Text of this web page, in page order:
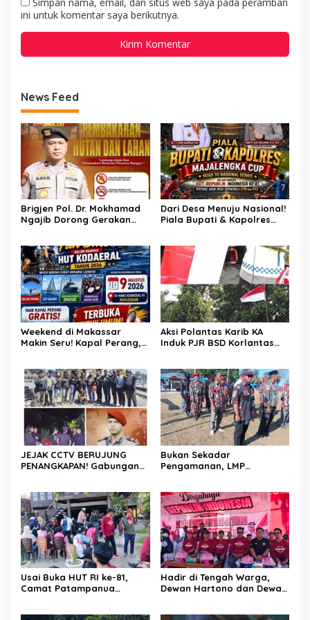
ini untuk komentar saya berikutnya.
News Feed
Brigjen Pol. Dr. Mokhamad
Ngajib Dorong Gerakan
Dari Desa Menuju Nasional!
Piala Bupati & Kapolres
Weekend di Makassar
Makin Seru! Kapal Perang,
Aksi Polantas Karib KA
Induk PJR BSD Korlantas
bersama Personilnya
Membagikan Bendera
Merah Putih Berserta
Tiangnya
JEJAK CCTV BERUJUNG
PENANGKAPAN! Gabungan
Maut Jl Macan, Terduga
Pelaku Dibekuk di
Batulappa
Bukan Sekadar
Pengamanan, LMP
Pembukaan HUT RI ke-81
Usai Buka HUT RI ke-81,
Camat Patampanua
Hadir di Tengah Warga,
Dewan Hartono dan Dewan